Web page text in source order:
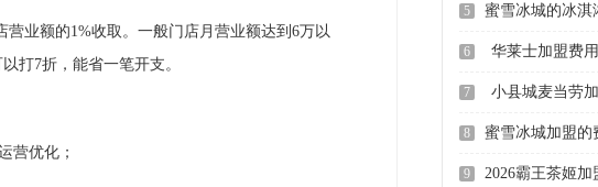
业额的1%收取。一般门店月营业额达到6万以
打7折，能省一笔开支。
营优化；
5
6
7
8
9